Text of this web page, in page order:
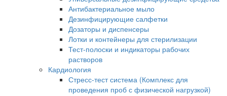
Антибактериальное мыло
Дезинфицирующие салфетки
Дозаторы и диспенсеры
Лотки и контейнеры для стерилизации
Тест-полоски и индикаторы рабочих
растворов
Кардиология
Стресс-тест система (Комплекс для
проведения проб с физической нагрузкой)